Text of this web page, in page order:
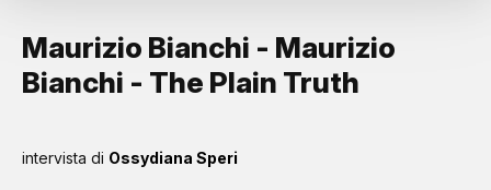
Maurizio Bianchi - Maurizio
Bianchi - The Plain Truth
intervista di Ossydiana Speri